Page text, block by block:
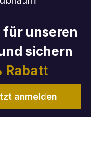
für unseren
sichern
Rabatt
anmelden